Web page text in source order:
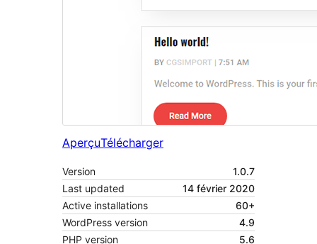
AperçuTélécharger
Version
1.0.7
Last updated
14 février 2020
Active installations
60+
WordPress version
4.9
PHP version
5.6